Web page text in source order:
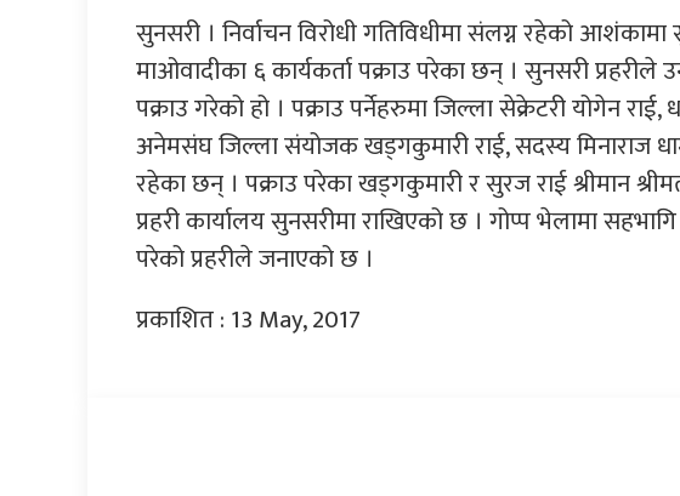
सुनसरी । निर्वाचन विरोधी गतिविधीमा संलग्न रहेको आशंकामा
माओवादीका ६ कार्यकर्ता पक्राउ परेका छन् । सुनसरी प्रहरीले
पक्राउ गरेको हो । पक्राउ पर्नेहरुमा जिल्ला सेक्रेटरी योगेन
अनेमसंघ जिल्ला संयोजक खड्गकुमारी राई, सदस्य मिनाराज
रहेका छन् । पक्राउ परेका खड्गकुमारी र सुरज राई श्रीमान
प्रहरी कार्यालय सुनसरीमा राखिएको छ । गोप्प भेलामा
परेको प्रहरीले जनाएको छ ।
प्रकाशित : 13 May, 2017